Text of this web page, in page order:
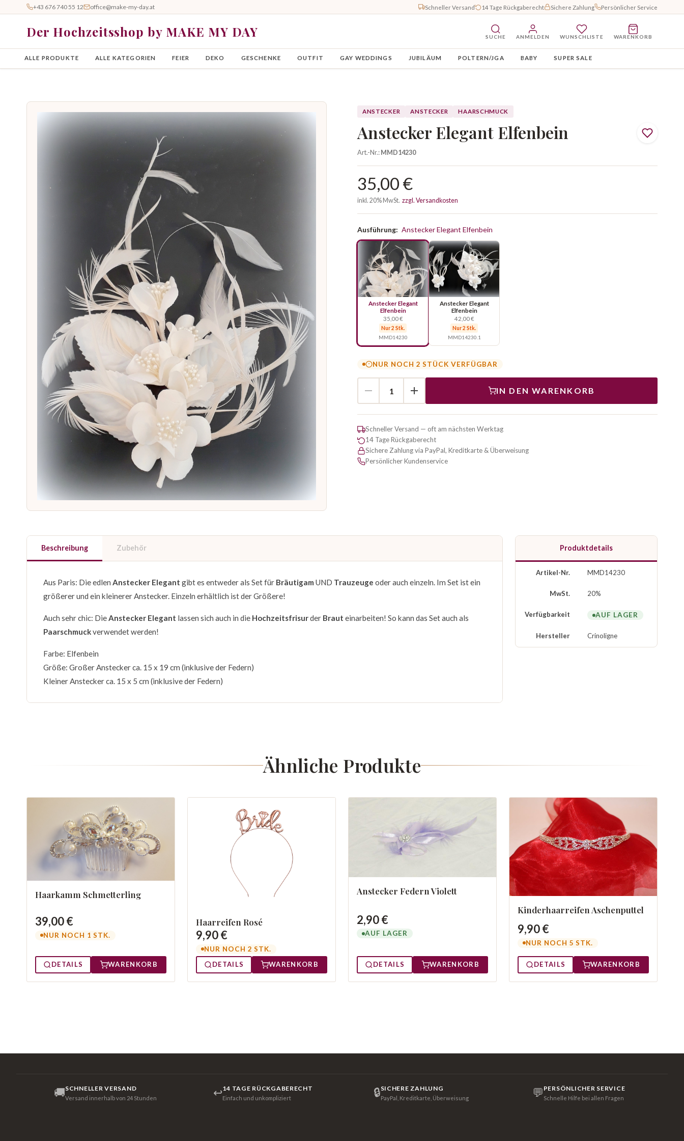
+43 676 740 55 12 office@make-my-day.at Schneller Versand 14 Tage Rückgaberecht Sichere Zahlung Persönlicher Service
Der Hochzeitsshop by MAKE MY DAY SUCHE ANMELDEN WUNSCHLISTE WARENKORB
ALLE PRODUKTE ALLE KATEGORIEN FEIER DEKO GESCHENKE OUTFIT GAY WEDDINGS JUBILÄUM POLTERN/JGA BABY SUPER SALE
ANSTECKER ANSTECKER HAARSCHMUCK
Anstecker Elegant Elfenbein
Art.-Nr.:MMD14230
35,00 €
inkl. 20% MwSt. zzgl. Versandkosten
Ausführung: Anstecker Elegant Elfenbein
Anstecker Elegant
Elfenbein
35,00 €
Nur 2 Stk.
MMD14230
Anstecker Elegant
Elfenbein
42,00 €
Nur 2 Stk.
MMD14230.1
NUR NOCH 2 STÜCK VERFÜGBAR
IN DEN WARENKORB
Schneller Versand — oft am nächsten Werktag
14 Tage Rückgaberecht
Sichere Zahlung via PayPal, Kreditkarte & Überweisung
Persönlicher Kundenservice
Beschreibung Zubehör
Aus Paris: Die edlen Anstecker Elegant gibt es entweder als Set für Bräutigam UND Trauzeuge oder auch einzeln. Im Set ist ein
größerer und ein kleinerer Anstecker. Einzeln erhältlich ist der Größere!
Auch sehr chic: DieAnstecker Elegant lassen sich auch in die Hochzeitsfrisurder Braut einarbeiten! So kann das Set auch als
Paarschmuckverwendet werden!
Farbe: Elfenbein
Größe: Großer Anstecker ca. 15 x 19 cm (inklusive der Federn)
Kleiner Anstecker ca. 15 x 5 cm (inklusive der Federn)
Produktdetails
Artikel-Nr. MMD14230
MwSt. 20%
Verfügbarkeit AUF LAGER
Hersteller Crinoligne
Ähnliche Produkte
Haarkamm Schmetterling
39,00 €
NUR NOCH 1 STK.
DETAILS WARENKORB
Haarreifen Rosé
9,90 €
NUR NOCH 2 STK.
DETAILS
WARENKORB
Anstecker Federn Violett
2,90 €
AUF LAGER
DETAILS WARENKORB
Kinderhaarreifen Aschenputtel
9,90 €
NUR NOCH 5 STK.
DETAILS WARENKORB
🚚SCHNELLER VERSAND
Versand innerhalb von 24 Stunden ↩14 TAGE RÜCKGABERECHT
Einfach und unkompliziert 🔒SICHERE ZAHLUNG
PayPal, Kreditkarte, Überweisung 💬 PERSÖNLICHER SERVICE
Schnelle Hilfe bei allen Fragen